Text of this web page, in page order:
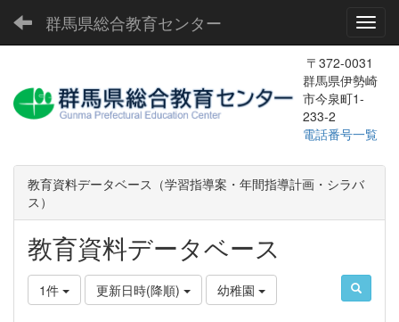
群馬県総合教育センター
〒372-0031
群馬県伊勢崎
市今泉町1-
233-2
電話番号一覧
教育資料データベース（学習指導案・年間指導計画・シラバ
ス）
教育資料データベース
1件 更新日時(降順) 幼稚園